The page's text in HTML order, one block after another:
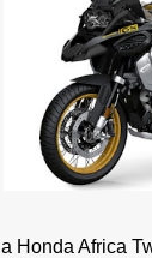
Honda Africa